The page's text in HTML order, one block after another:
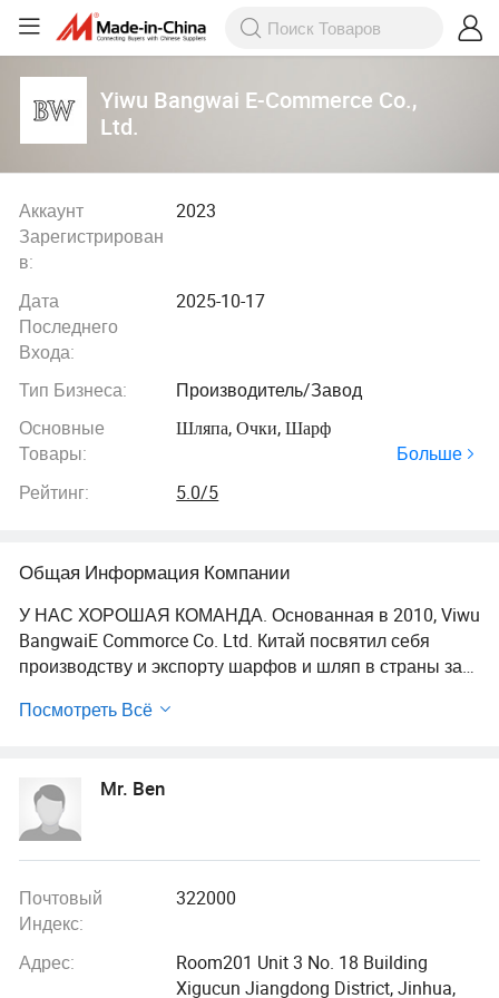
Yiwu Bangwai E-Commerce Co.,
Ltd.
Аккаунт
Зарегистрирован
в:
2023
Дата
Последнего
Входа:
2025-10-17
Тип Бизнеса:
Производитель/Завод
Основные
Товары:
Шляпа, Очки, Шарф
Больше
Рейтинг:
5.0/5
Общая Информация Компании
У НАС ХОРОШАЯ КОМАНДА. Основанная в 2010, Viwu
BangwaiE Commorce Co. Ltd. Китай посвятил себя
производству и экспорту шарфов и шляп в страны за
и постоянно ищет профессиональную защиту. Мы
Swarovskil и т.д. В настоящее время наш экспортный
бизнес распределен по географии следующим
образом: Гуанчжоу и команда дизайнеров в 40%-the 1.
бизнес-области охватывают множество аспектов, таких
как одежда, очки, шляпы и т.д. Благодаря постоянным
мы стали лидерами в своей отрасли, предоставляя
Посмотреть Всё
Mr. Ben
Почтовый
Индекс:
322000
Адрес:
Room201 Unit 3 No. 18 Building
Xigucun Jiangdong District, Jinhua,